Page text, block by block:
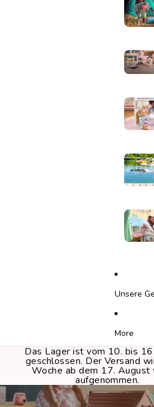
Unsere
More
Das Lager ist vom 10. bis
geschlossen. Der Versand
Woche ab dem 17. August
aufgenommen.